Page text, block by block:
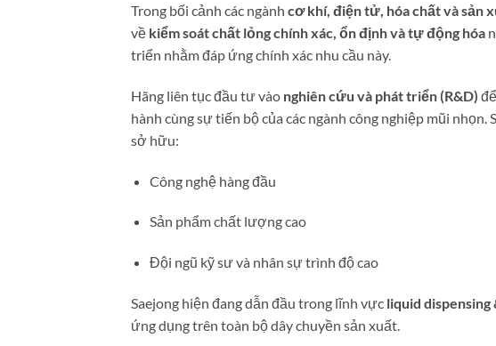
Trong bối cảnh các ngành cơ khí, điện tử, hóa chất và sản
về kiểm soát chất lỏng chính xác, ổn định và tự động hóa
triển nhằm đáp ứng chính xác nhu cầu này.
Hãng liên tục đầu tư vào nghiên cứu và phát triển (R&D)
hành cùng sự tiến bộ của các ngành công nghiệp mũi nhọn.
sở hữu:
Công nghệ hàng đầu
Sản phẩm chất lượng cao
Đội ngũ kỹ sư và nhân sự trình độ cao
Saejong hiện đang dẫn đầu trong lĩnh vực liquid
ứng dụng trên toàn bộ dây chuyền sản xuất.